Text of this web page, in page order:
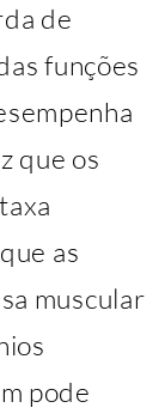
de
funções
que os
as
muscular
pode